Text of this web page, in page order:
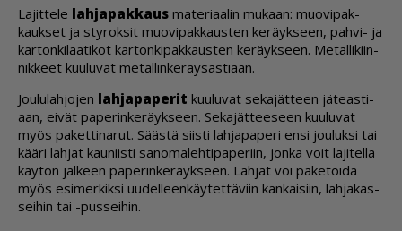
La­jit­te­le lah­ja­pak­kaus ma­te­ri­aa­lin mu­kaan: muo­vi­pak­
kauk­set ja sty­rok­sit muo­vi­pak­kaus­ten ke­räyk­seen, pah­vi- ja
kar­ton­ki­laa­ti­kot kar­ton­ki­pak­kaus­ten ke­räyk­seen. Me­tal­li­kiin­
nik­keet kuu­lu­vat me­tal­lin­ke­räy­sas­ti­aan.
Jou­lu­lah­jo­jen lah­ja­pa­pe­rit kuu­lu­vat se­ka­jät­teen jä­te­as­ti­
aan, ei­vät pa­pe­rin­ke­räyk­seen. Se­ka­jät­tee­seen kuu­lu­vat
myös pa­ket­ti­na­rut. Sääs­tä siis­ti lah­ja­pa­pe­ri en­si jou­luk­si tai
kää­ri lah­jat kau­niis­ti sa­no­ma­leh­ti­pa­pe­riin, jon­ka voit la­ji­tel­la
käy­tön jäl­keen pa­pe­rin­ke­räyk­seen. Lah­jat voi pa­ke­toi­da
myös esi­mer­kik­si uu­del­leen­käy­tet­tä­viin kan­kai­siin, lah­ja­kas­
sei­hin tai -pus­sei­hin.